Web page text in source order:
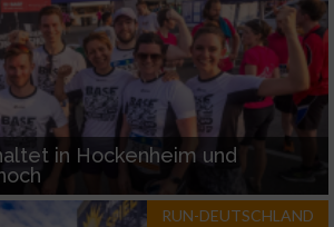
in Hockenheim und
RUN-DEUTSCHLAND